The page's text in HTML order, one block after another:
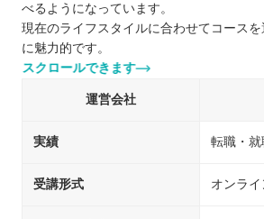
べるようになっています。
現在のライフスタイルに合わせてコース
に魅力的です。
スクロールできます
運営会社
実績 転職・就
受講形式 オンライ